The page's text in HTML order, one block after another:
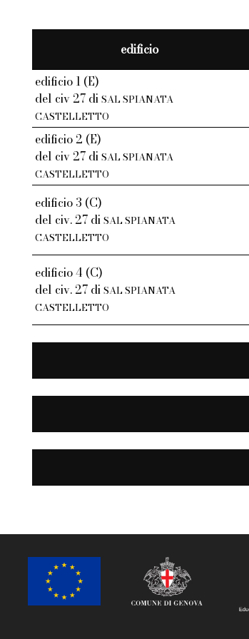
edificio
edificio 1 (E)
del civ 27 di SAL SPIANATA
CASTELLETTO
edificio 2 (E)
del civ 27 di SAL SPIANATA
CASTELLETTO
edificio 3 (C)
del civ. 27 di SAL SPIANATA
CASTELLETTO
edificio 4 (C)
del civ. 27 di SAL SPIANATA
CASTELLETTO